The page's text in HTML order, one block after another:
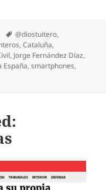
Etiquetas
@diostuitero,
,Cataluña,
, Jorge Fernández Díaz,
España,smartphones,
por la red: Las cloacas de